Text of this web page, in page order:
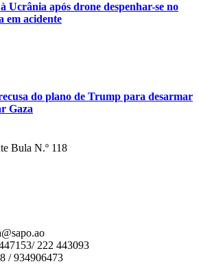
Ucrânia após drone despenhar-se no
em acidente
do plano de Trump para desarmar
Gaza
Bula N.º 118
222 443093
/ 934906473